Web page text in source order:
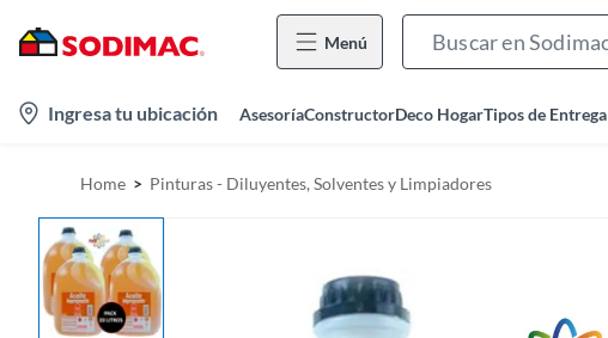
Menú
Ingresa tu ubicación AsesoríaConstructorDeco HogarTipos de Entrega
Home Pinturas - Diluyentes, Solventes y Limpiadores